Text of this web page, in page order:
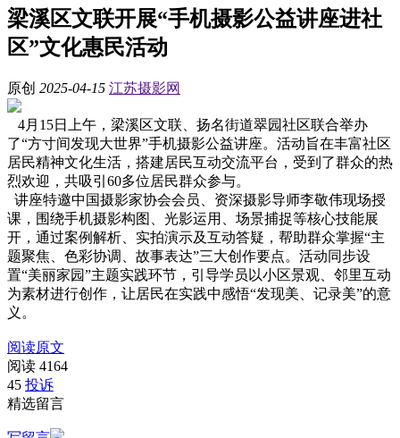
梁溪区文联开展“手机摄影公益讲座进社
区”文化惠民活动
原创 2025-04-15 江苏摄影网
4月15日上午，梁溪区文联、扬名街道翠园社区联合举办
了“方寸间发现大世界”手机摄影公益讲座。活动旨在丰富社区
居民精神文化生活，搭建居民互动交流平台，受到了群众的热
烈欢迎，共吸引60多位居民群众参与。
讲座特邀中国摄影家协会会员、资深摄影导师李敬伟现场授
课，围绕手机摄影构图、光影运用、场景捕捉等核心技能展
开，通过案例解析、实拍演示及互动答疑，帮助群众掌握“主
题聚焦、色彩协调、故事表达”三大创作要点。活动同步设
置“美丽家园”主题实践环节，引导学员以小区景观、邻里互动
为素材进行创作，让居民在实践中感悟“发现美、记录美”的意
义。
阅读原文
阅读 4164
45 投诉
精选留言